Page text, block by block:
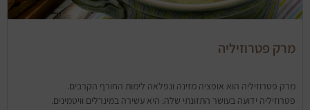
מרק פטרוזיליה
מרק פטרוזיליה הוא אופציה מזינה ונפלאה לימות החורף הקרבים.
פטרוזיליה ידועה בעושר התזונתי שלה: היא עשירה במינרלים וויטמינים.